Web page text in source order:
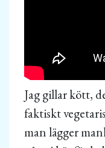
Jag gillar kött,
faktiskt
man lägger